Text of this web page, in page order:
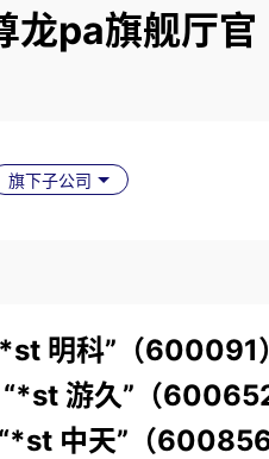
龙pa旗舰厅官
旗下子公司
明科”（600091
游久”（
中天”（